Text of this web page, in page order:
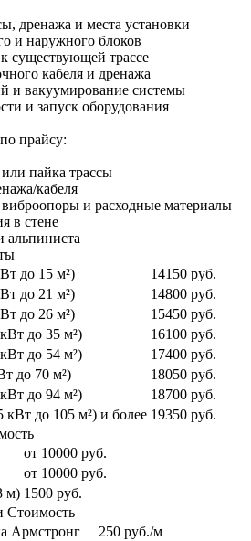
дренажа и места установки
и наружного блоков
существующей трассе
кабеля и дренажа
и вакуумирование системы
и запуск оборудования
прайсу:
пайка трассы
кабеля
и расходные материалы
в стене
альпиниста
до 15 м²)
14150 руб.
до 21 м²)
14800 руб.
до 26 м²)
15450 руб.
до 35 м²)
16100 руб.
до 54 м²)
17400 руб.
до 70 м²)
18050 руб.
до 94 м²)
18700 руб.
до 105 м²) и более 19350 руб.
от 10000 руб.
от 10000 руб.
м) 1500 руб.
Стоимость
Армстронг
250 руб./м